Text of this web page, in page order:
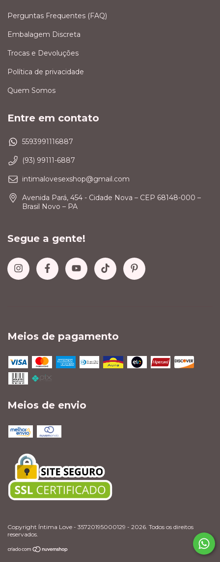
Perguntas Frequentes (FAQ)
Embalagem Discreta
Trocas e Devoluções
Política de privacidade
Quem Somos
Entre em contato
5593991116887
(93) 99111-6887
intimalovesexshop@gmail.com
Avenida Pará, 454 - Cidade Nova – CEP 68148-000 –
Brasil Novo – PA
Segue a gente!
Meios de pagamento
Meios de envio
Copyright Íntima Love - 35720195000129 - 2026. Todos os direitos
reservados.